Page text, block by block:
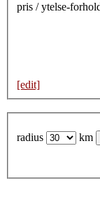
pris / ytelse-
[edit]
radius km